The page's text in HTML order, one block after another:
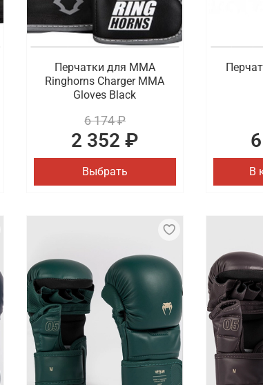
профессиональные перчатки для ММА. В
доставка оформленных онлайн заказов
Перчатки для ММА
Ringhorns Charger MMA
Gloves Black
6 174 ₽
2 352 ₽
Выбрать В